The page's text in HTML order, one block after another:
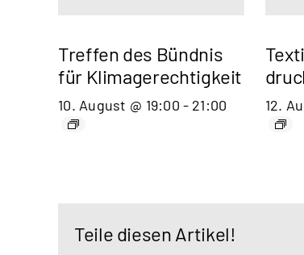
Treffen des Bündnis
für Klimagerechtigkeit
10. August @ 19:00 - 21:00 12.
Teile diesen Artikel!